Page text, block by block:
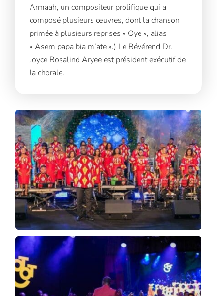
Armaah, un compositeur prolifique qui a
composé plusieurs œuvres, dont la chanson
primée à plusieurs reprises « Oye », alias
« Asem papa bia m’ate ».) Le Révérend Dr.
Joyce Rosalind Aryee est président exécutif de
la chorale.